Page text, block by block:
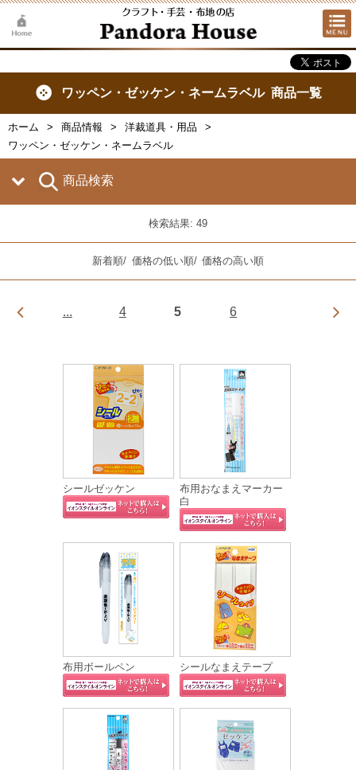
ワッペン・ゼッケン・ネームラベル 商品一覧
ホーム 商品情報
洋裁道具・用品
ワッペン・ゼッケン・ネームラベル
商品検索
検索結果: 49
新着順/ 価格の低い順/ 価格の高い順
... 4 5 6
シールゼッケン
布用おなまえマーカー
白
布用ボールペン シールなまえテープ